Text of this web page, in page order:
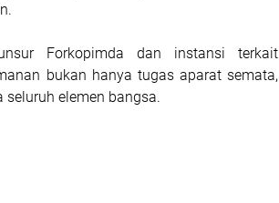
Forkopimda dan instansi terkait
bukan hanya tugas aparat semata,
elemen bangsa.